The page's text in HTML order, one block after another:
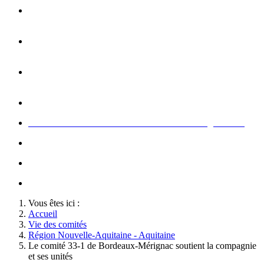
Vous êtes ici :
Accueil
Vie des comités
Région Nouvelle-Aquitaine - Aquitaine
Le comité 33-1 de Bordeaux-Mérignac soutient la compagnie
et ses unités